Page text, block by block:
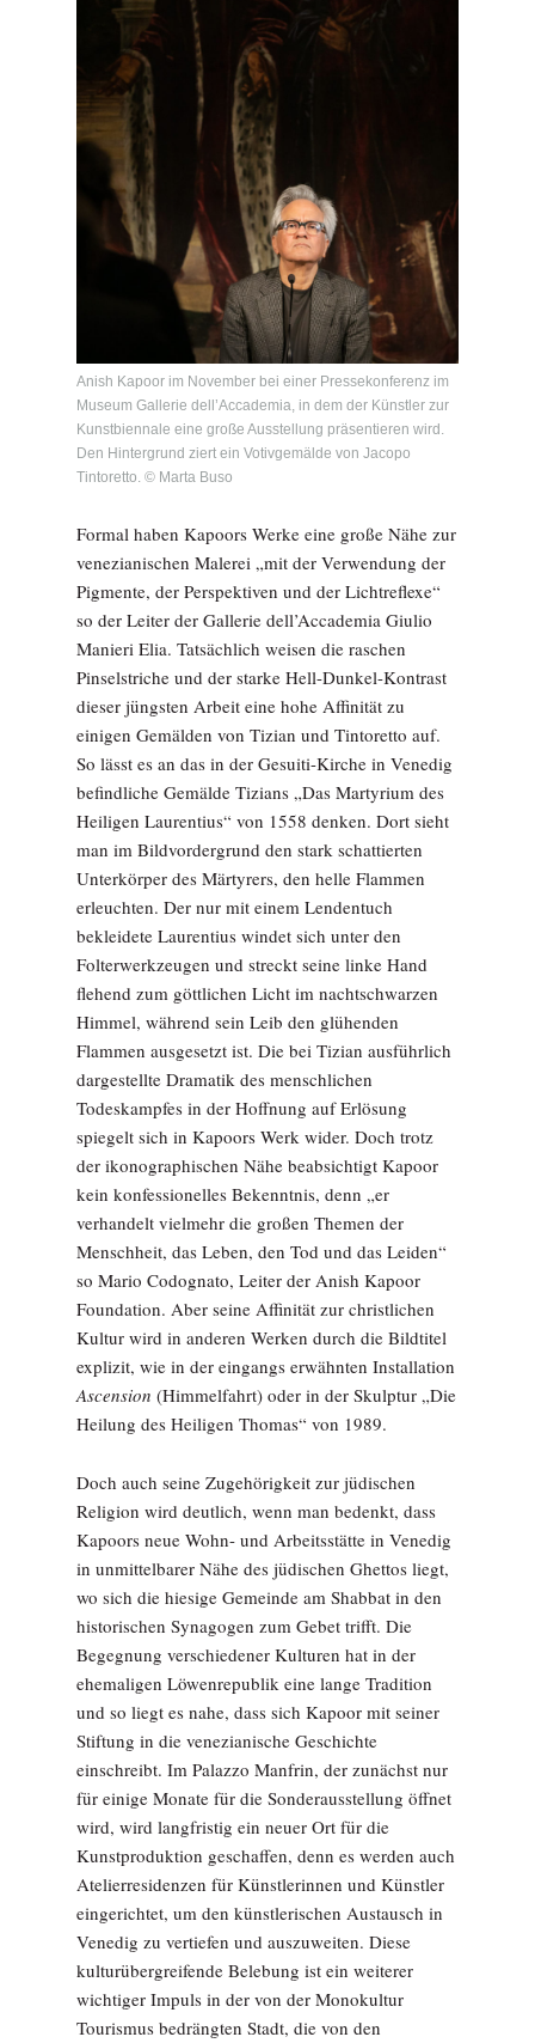
Anish Kapoor im November bei einer Pressekonferenz im
Museum Gallerie dell’Accademia, in dem der Künstler zur
Kunstbiennale eine große Ausstellung präsentieren wird.
Den Hintergrund ziert ein Votivgemälde von Jacopo
Tintoretto. © Marta Buso
Formal haben Kapoors Werke eine große Nähe zur
venezianischen Malerei „mit der Verwendung der
Pigmente, der Perspektiven und der Lichtreflexe“
so der Leiter der Gallerie dell’Accademia Giulio
Manieri Elia. Tatsächlich weisen die raschen
Pinselstriche und der starke Hell-Dunkel-Kontrast
dieser jüngsten Arbeit eine hohe Affinität zu
einigen Gemälden von Tizian und Tintoretto auf.
So lässt es an das in der Gesuiti-Kirche in Venedig
befindliche Gemälde Tizians „Das Martyrium des
Heiligen Laurentius“ von 1558 denken. Dort sieht
man im Bildvordergrund den stark schattierten
Unterkörper des Märtyrers, den helle Flammen
erleuchten. Der nur mit einem Lendentuch
bekleidete Laurentius windet sich unter den
Folterwerkzeugen und streckt seine linke Hand
flehend zum göttlichen Licht im nachtschwarzen
Himmel, während sein Leib den glühenden
Flammen ausgesetzt ist. Die bei Tizian ausführlich
dargestellte Dramatik des menschlichen
Todeskampfes in der Hoffnung auf Erlösung
spiegelt sich in Kapoors Werk wider. Doch trotz
der ikonographischen Nähe beabsichtigt Kapoor
kein konfessionelles Bekenntnis, denn „er
verhandelt vielmehr die großen Themen der
Menschheit, das Leben, den Tod und das Leiden“
so Mario Codognato, Leiter der Anish Kapoor
Foundation. Aber seine Affinität zur christlichen
Kultur wird in anderen Werken durch die Bildtitel
explizit, wie in der eingangs erwähnten Installation
Ascension (Himmelfahrt) oder in der Skulptur „Die
Heilung des Heiligen Thomas“ von 1989.
Doch auch seine Zugehörigkeit zur jüdischen
Religion wird deutlich, wenn man bedenkt, dass
Kapoors neue Wohn- und Arbeitsstätte in Venedig
in unmittelbarer Nähe des jüdischen Ghettos liegt,
wo sich die hiesige Gemeinde am Shabbat in den
historischen Synagogen zum Gebet trifft. Die
Begegnung verschiedener Kulturen hat in der
ehemaligen Löwenrepublik eine lange Tradition
und so liegt es nahe, dass sich Kapoor mit seiner
Stiftung in die venezianische Geschichte
einschreibt. Im Palazzo Manfrin, der zunächst nur
für einige Monate für die Sonderausstellung öffnet
wird, wird langfristig ein neuer Ort für die
Kunstproduktion geschaffen, denn es werden auch
Atelierresidenzen für Künstlerinnen und Künstler
eingerichtet, um den künstlerischen Austausch in
Venedig zu vertiefen und auszuweiten. Diese
kulturübergreifende Belebung ist ein weiterer
wichtiger Impuls in der von der Monokultur
Tourismus bedrängten Stadt, die von den